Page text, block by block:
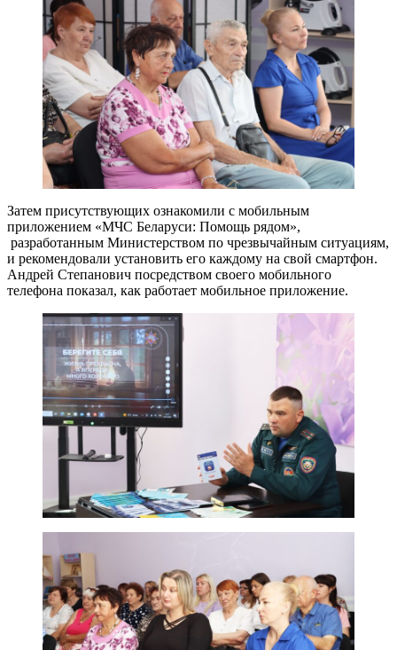
Затем присутствующих ознакомили с мобильным
приложением «МЧС Беларуси: Помощь рядом»,
разработанным Министерством по чрезвычайным ситуациям,
и рекомендовали установить его каждому на свой смартфон.
Андрей Степанович посредством своего мобильного
телефона показал, как работает мобильное приложение.